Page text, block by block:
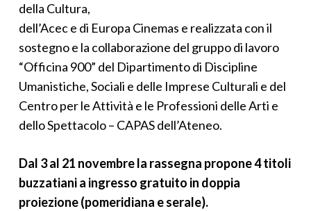
della Cultura,
dell’Acec e di Europa Cinemas e realizzata con il
sostegno e la collaborazione del gruppo di lavoro
“Officina 900” del Dipartimento di Discipline
Umanistiche, Sociali e delle Imprese Culturali e del
Centro per le Attività e le Professioni delle Arti e
dello Spettacolo – CAPAS dell’Ateneo.
Dal 3 al 21 novembre la rassegna propone 4 titoli
buzzatiani a ingresso gratuito in doppia
proiezione (pomeridiana e serale).